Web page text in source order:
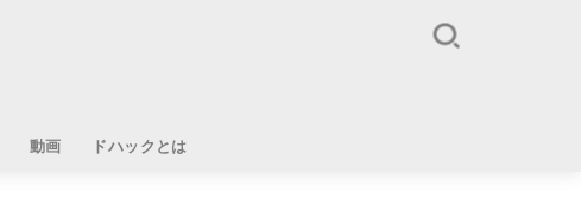
動画 ドハックとは